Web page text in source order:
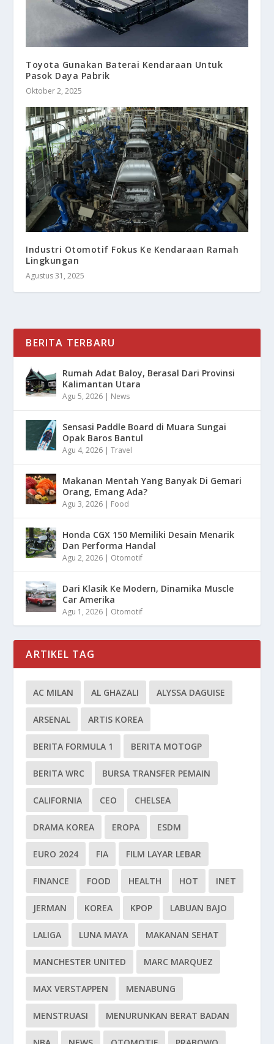
Toyota Gunakan Baterai Kendaraan Untuk
Pasok Daya Pabrik
Oktober 2, 2025
Industri Otomotif Fokus Ke Kendaraan Ramah
Lingkungan
Agustus 31, 2025
BERITA TERBARU
Rumah Adat Baloy, Berasal Dari Provinsi
Kalimantan Utara
Agu 5, 2026 | News
Sensasi Paddle Board di Muara Sungai
Opak Baros Bantul
Agu 4, 2026 |Travel
Makanan Mentah Yang Banyak Di Gemari
Orang, Emang Ada?
Agu 3, 2026 | Food
Honda CGX 150 Memiliki Desain Menarik
Dan Performa Handal
Agu 2, 2026 | Otomotif
Dari Klasik Ke Modern, Dinamika Muscle
Car Amerika
Agu 1, 2026 | Otomotif
ARTIKEL TAG
AC MILAN AL GHAZALI ALYSSA DAGUISE
ARSENAL ARTIS KOREA
BERITA FORMULA 1 BERITA MOTOGP
BERITA WRC BURSA TRANSFER PEMAIN
CALIFORNIA CEO CHELSEA
DRAMA KOREA EROPA ESDM
EURO 2024 FIA FILM LAYAR LEBAR
FINANCE FOOD HEALTH HOT INET
JERMAN KOREA KPOP LABUAN BAJO
LALIGA LUNA MAYA MAKANAN SEHAT
MANCHESTER UNITED MARC MARQUEZ
MAX VERSTAPPEN MENABUNG
MENSTRUASI MENURUNKAN BERAT BADAN